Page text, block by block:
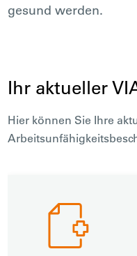
gesund werden.
Ihr aktueller
Hier können Sie Ihre